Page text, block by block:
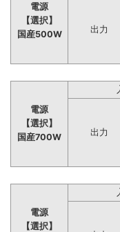
電源
【選択】
国産500W
出力
電源
【選択】
国産700W
出力
電源
【選択】